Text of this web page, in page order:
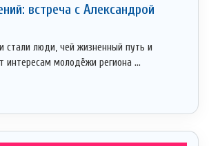
встреча с Александрой
стали люди, чей жизненный путь и
интересам молодёжи региона ...